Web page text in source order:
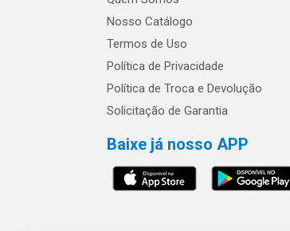
Nosso Catálogo
Termos de Uso
Política de Privacidade
Política de Troca e Devolução
Solicitação de Garantia
Baixe já nosso APP